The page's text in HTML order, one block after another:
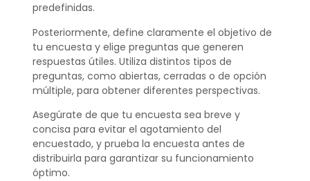
predefinidas.
Posteriormente, define claramente el objetivo de
tu encuesta y elige preguntas que generen
respuestas útiles. Utiliza distintos tipos de
preguntas, como abiertas, cerradas o de opción
múltiple, para obtener diferentes perspectivas.
Asegúrate de que tu encuesta sea breve y
concisa para evitar el agotamiento del
encuestado, y prueba la encuesta antes de
distribuirla para garantizar su funcionamiento
óptimo.